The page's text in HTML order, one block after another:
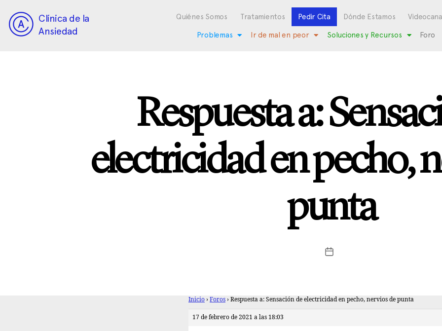
Clínica de la
Ansiedad
Quiénes Somos Tratamientos Pedir Cita Dónde Estamos
Problemas Ir de mal en peor Soluciones y Recursos Foro
Respuesta a:
electricidad en pecho,
punta
Inicio › Foros › Respuesta a: Sensación de electricidad en pecho, nervios de punta
17 de febrero de 2021 a las 18:03